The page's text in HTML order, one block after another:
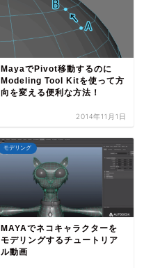
MayaでPivot移動するのに
Modeling Tool Kitを使って方
向を変える便利な方法！
2014年11月1日
モデリング
MAYAでネコキャラクターを
モデリングするチュートリア
ル動画